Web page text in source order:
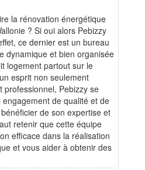
la rénovation énergétique
? Si oui alors Pebizzy
ce dernier est un bureau
dynamique et bien organisée
logement partout sur le
esprit non seulement
professionnel, Pebizzy se
de qualité et de
de son expertise et
retenir que cette équipe
efficace dans la réalisation
et vous aider à obtenir des